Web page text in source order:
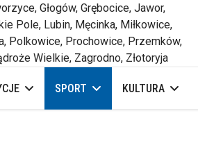
Głogów, Grębocice, Jawor,
Pole, Lubin, Męcinka, Miłkowice,
Polkowice, Prochowice, Przemków,
Wielkie, Zagrodno, Złotoryja
SPORT KULTURA